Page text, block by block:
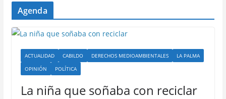
Agenda
ACTUALIDAD CABILDO DERECHOS MEDIOAMBIENTALES
LA PALMA
OPINIÓN
POLÍTICA
La niña que soñaba con reciclar